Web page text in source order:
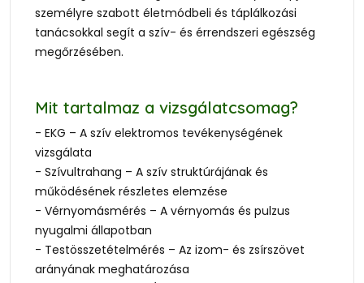
személyre szabott életmódbeli és táplálkozási
tanácsokkal segít a szív- és érrendszeri egészség
megőrzésében.
Mit tartalmaz a vizsgálatcsomag?
- EKG – A szív elektromos tevékenységének
vizsgálata
- Szívultrahang – A szív struktúrájának és
működésének részletes elemzése
- Vérnyomásmérés – A vérnyomás és pulzus
nyugalmi állapotban
- Testösszetételmérés – Az izom- és zsírszövet
arányának meghatározása